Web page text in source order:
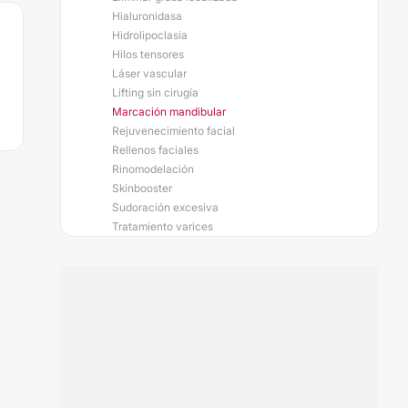
Hialuronidasa
Hidrolipoclasia
Hilos tensores
Láser vascular
Lifting sin cirugía
Marcación mandibular
Rejuvenecimiento facial
Rellenos faciales
Rinomodelación
Skinbooster
Sudoración excesiva
Tratamiento varices